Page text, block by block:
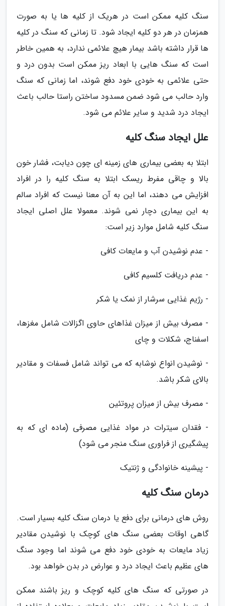
سنگ کلیه ممکن است در هریک از کلیه ها یا به صورت
همزمان در هر دو کلیه ایجاد شود. تا زمانی که سنگ در کلیه
ها قرار داشته باشد بیمار هیچ علائمی ندارد، به همین خاطر
است که سنگ هایی با ابعاد ریز ممکن است بدون درد و
حتی علائمی به خودی خود دفع شوند، اما زمانی که سنگ
وارد حالب می شود ضمن مسدود ساختن راستا حالب باعث
ایجاد درد شدید و سایر علائم می شود.
علل ایجاد سنگ کلیه
ابتلا به بعضی بیماری های زمینه ای چون دیابت، فشار خون
بالا و چاقی مفرط ریسک ابتلا به سنگ کلیه را در افراد
افزایش می دهند، اما این به آن معنا نیست که افراد سالم
به این بیماری دچار نمی شوند. معمولا علل اصلی ایجاد
سنگ کلیه شامل موارد زیر است:
- عدم نوشیدن آب و مایعات کافی
- عدم دریافت کلسیم کافی
- رژیم غذایی سرشار از نمک یا شکر
- مصرف بیش از میزان غذاهای حاوی اگزالات شامل مغزها،
اسفناج، شکلات و چای
- نوشیدن انواع نوشابه که می تواند شامل فسفات و مقادیر
بالای شکر باشد.
- مصرف بیش از میزان پروتئین
- فقدان سیترات در مواد غذایی مصرفی (ماده ای که به
پیشگیری از فراوری سنگ منجر می شود)
- پیشینه خانوادگی و ژنتیک
درمان سنگ کلیه
روش های درمانی برای دفع یا درمان سنگ کلیه بسیار است.
گاهی اوقات بعضی سنگ های کوچک با نوشیدن مقادیر
زیاد مایعات به خودی خود دفع می شوند اما وجود سنگ
های عظیم باعث ایجاد درد و عوارض در بدن خواهد بود.
در صورتی که سنگ های کلیه کوچک و ریز باشند ممکن